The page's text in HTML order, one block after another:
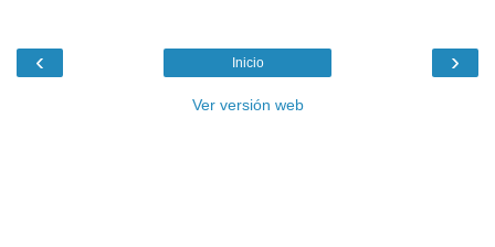
‹ ›
Inicio
Ver versión web